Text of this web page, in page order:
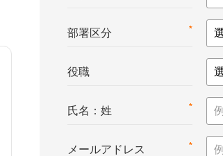
*
部署区分
役職
*
氏名：姓
*
メールアドレス